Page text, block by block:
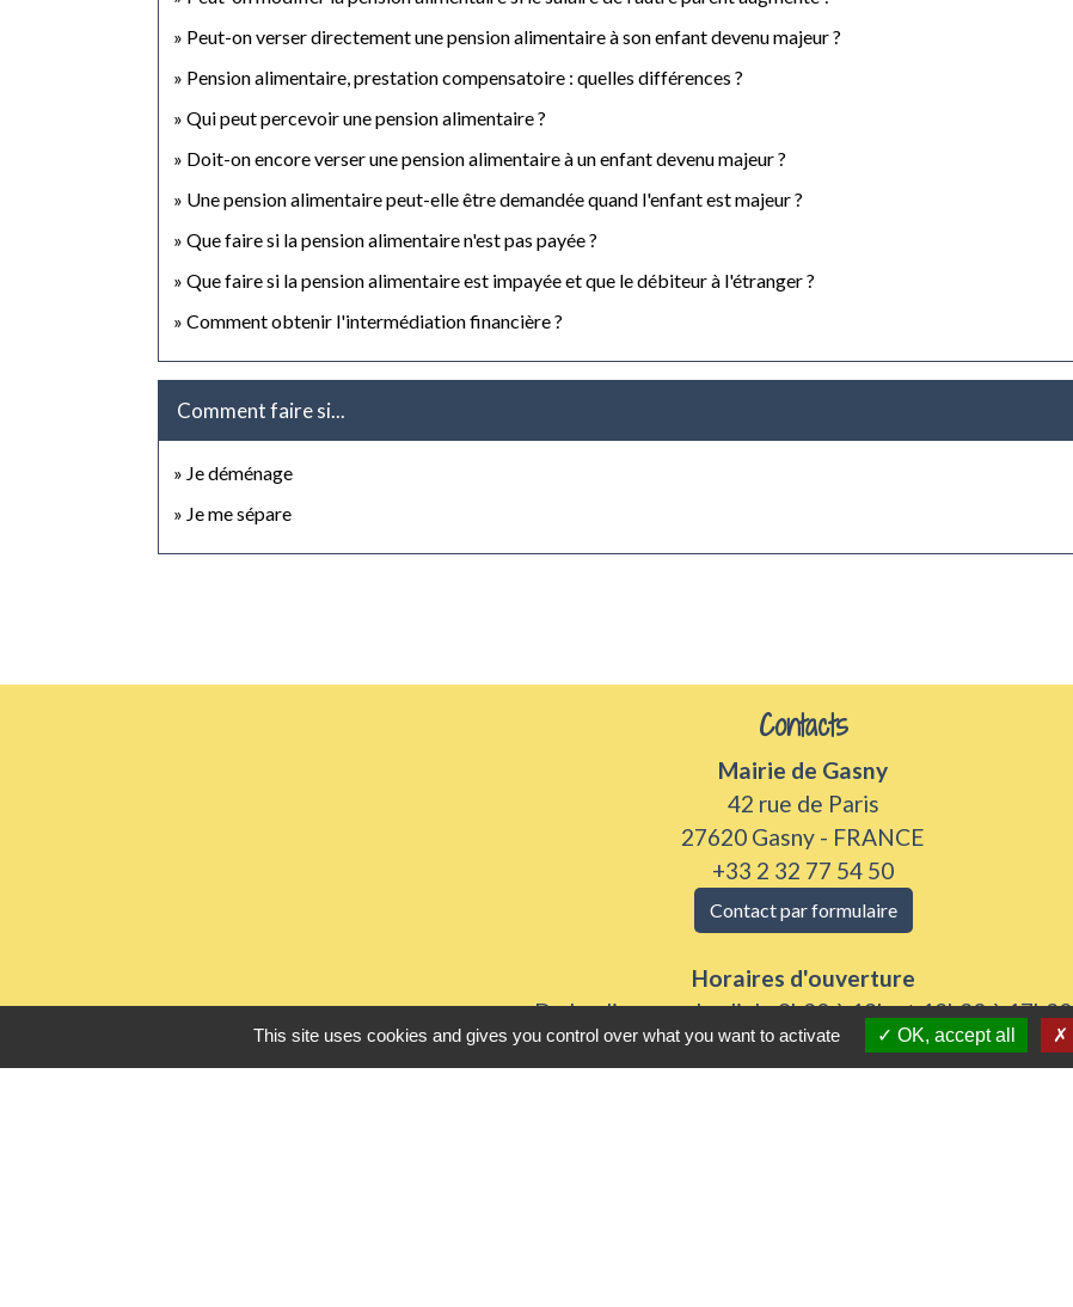
Peut-on verser directement une pension alimentaire à son enfant devenu majeur ?
Pension alimentaire, prestation compensatoire : quelles différences ?
Qui peut percevoir une pension alimentaire ?
Doit-on encore verser une pension alimentaire à un enfant devenu majeur ?
Une pension alimentaire peut-elle être demandée quand l'enfant est majeur ?
Que faire si la pension alimentaire n'est pas payée ?
Que faire si la pension alimentaire est impayée et que le débiteur à l'étranger ?
Comment obtenir l'intermédiation financière ?
Comment faire si...
Je déménage
Je me sépare
Contacts
Mairie de Gasny
42 rue de Paris
27620 Gasny - FRANCE
+33 2 32 77 54 50
Contact par formulaire
Horaires d'ouverture
Du lundi au vendredi de 8h30 à 12h et 13h30 à 17h30
Samedi 8h30 à 12h
This site uses cookies and gives you control over what you want to activate OK, accept all